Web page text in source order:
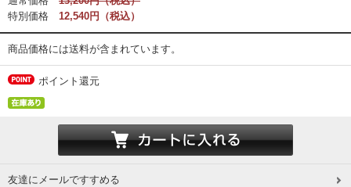
特別価格
12,540円（税込）
商品価格には送料が含まれています。
ポイント還元
友達にメールですすめる